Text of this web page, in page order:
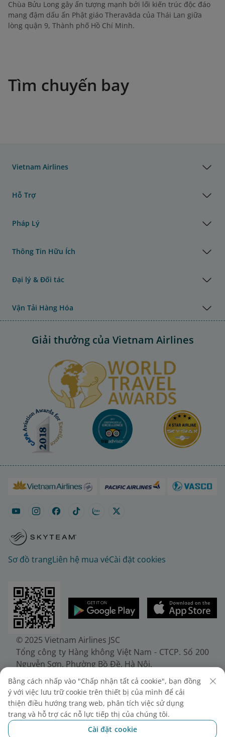
Chùa Bửu Long gây ấn tượng mạnh bởi lối kiến trúc độc đáo
mang đậm dấu ấn Phật giáo Theravāda của Thái Lan giữa
lòng quận 9, Thành phố Hồ Chí Minh.
Tìm chuyến bay
Vietnam Airlines
Hỗ Trợ
Pháp Lý
Thông Tin Hữu Ích
Đại lý & Đối tác
Vận Tải Hàng Hóa
Giải thưởng của Vietnam Airlines
Sơ đồ trangLiên hệ mua véCài đặt cookies
© 2025 Vietnam Airlines JSC
Tổng công ty Hàng không Việt Nam - CTCP. Số 200
Nguyễn Sơn, Phường Bồ Đề, Hà Nội.
Điện thoại: (+84-24) 38272289. Fax: (+84-24)
38722375
Giấy chứng nhận đăng ký doanh nghiệp, mã số
doanh nghiệp 0100107518, đăng ký lần đầu ngày
30/6/2010, đăng ký thay đổi lần thứ 10 ngày
Bằng cách nhấp vào "Chấp nhận tất cả cookie", bạn đồng
ý với việc lưu trữ cookie trên thiết bị của mình để cải
thiện điều hướng trang web, phân tích việc sử dụng
trang và hỗ trợ các nỗ lực tiếp thị của chúng tôi.
Cài đặt cookie